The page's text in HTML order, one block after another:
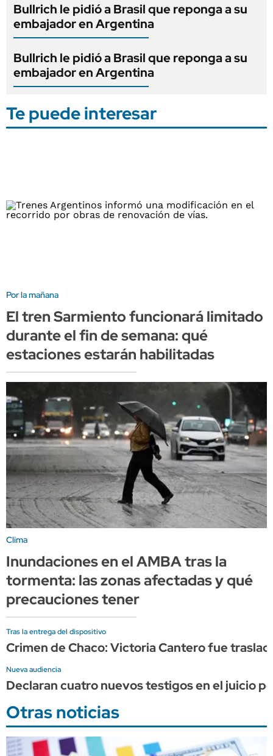
Bullrich le pidió a Brasil que reponga a su
embajador en Argentina
Bullrich le pidió a Brasil que reponga a su
embajador en Argentina
Te puede interesar
Por la mañana
El tren Sarmiento funcionará limitado
durante el fin de semana: qué
estaciones estarán habilitadas
Clima
Inundaciones en el AMBA tras la
tormenta: las zonas afectadas y qué
precauciones tener
Tras la entrega del dispositivo
Crimen de Chaco: Victoria Cantero fue
Nueva audiencia
Declaran cuatro nuevos testigos en el juicio
Otras noticias